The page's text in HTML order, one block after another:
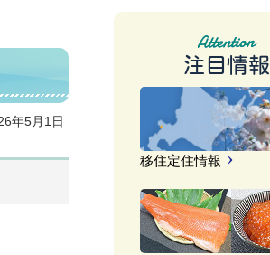
年5月1日
注目情報
移住定住情報